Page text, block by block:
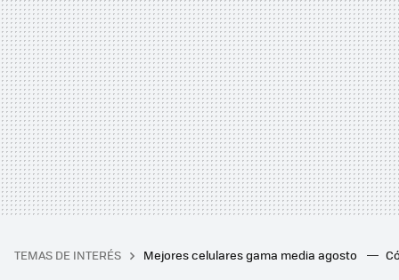
TEMAS DE INTERÉS Mejores celulares gama media agosto